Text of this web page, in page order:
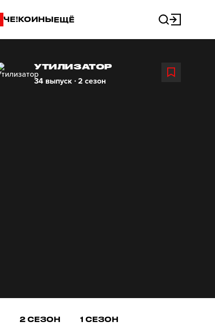
ЧЕ!КОИНЫЕЩЁ
УТИЛИЗАТОР
34 выпуск ∙ 2 сезон
2 СЕЗОН 1 СЕЗОН